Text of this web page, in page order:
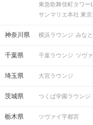
パ
東急歌舞伎町タワー
サンマリエ本社 東
神奈川県 横浜ラウンジ みな
千葉県 千葉ラウンジ ツヴ
埼玉県 大宮ラウンジ
茨城県 つくば学園ラウンジ
栃木県 ツヴァイ宇都宮